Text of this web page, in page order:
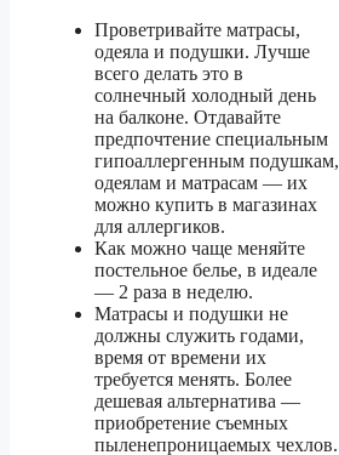
Проветривайте матрасы,
одеяла и подушки. Лучше
всего делать это в
солнечный холодный день
на балконе. Отдавайте
предпочтение специальным
гипоаллергенным подушкам,
одеялам и матрасам — их
можно купить в магазинах
для аллергиков.
Как можно чаще меняйте
постельное белье, в идеале
— 2 раза в неделю.
Матрасы и подушки не
должны служить годами,
время от времени их
требуется менять. Более
дешевая альтернатива —
приобретение съемных
пыленепроницаемых чехлов.